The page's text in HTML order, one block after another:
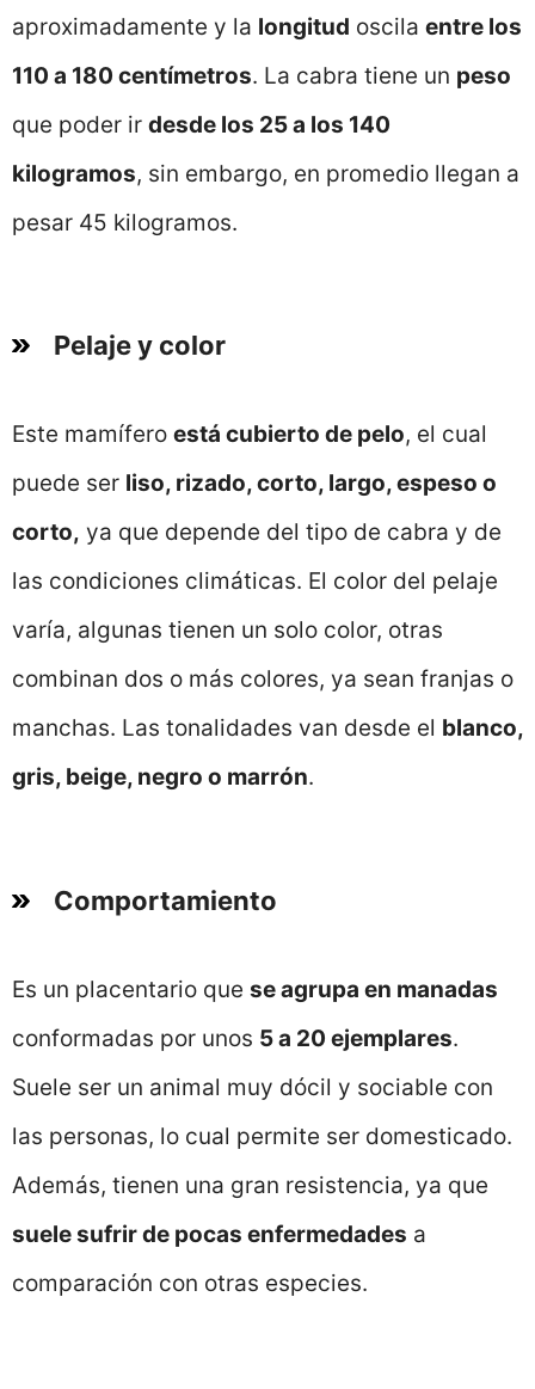
aproximadamente y la longitud oscila entre los
110 a 180 centímetros. La cabra tiene un peso
que poder ir desde los 25 a los 140
kilogramos, sin embargo, en promedio llegan a
pesar 45 kilogramos.
Pelaje y color
Este mamífero está cubierto de pelo, el cual
puede ser liso, rizado, corto, largo, espeso o
corto, ya que depende del tipo de cabra y de
las condiciones climáticas. El color del pelaje
varía, algunas tienen un solo color, otras
combinan dos o más colores, ya sean franjas o
manchas. Las tonalidades van desde el blanco,
gris, beige, negro o marrón.
Comportamiento
Es un placentario que se agrupa en manadas
conformadas por unos 5 a 20 ejemplares.
Suele ser un animal muy dócil y sociable con
las personas, lo cual permite ser domesticado.
Además, tienen una gran resistencia, ya que
suele sufrir de pocas enfermedades a
comparación con otras especies.